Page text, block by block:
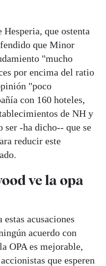
que ostenta
que Minor
"mucho
por encima del ratio
"poco
con 160 hoteles,
de NH y
ser -ha dicho-- que se
reducir este
ve la opa
acusaciones
acuerdo con
OPA es mejorable,
que esperen